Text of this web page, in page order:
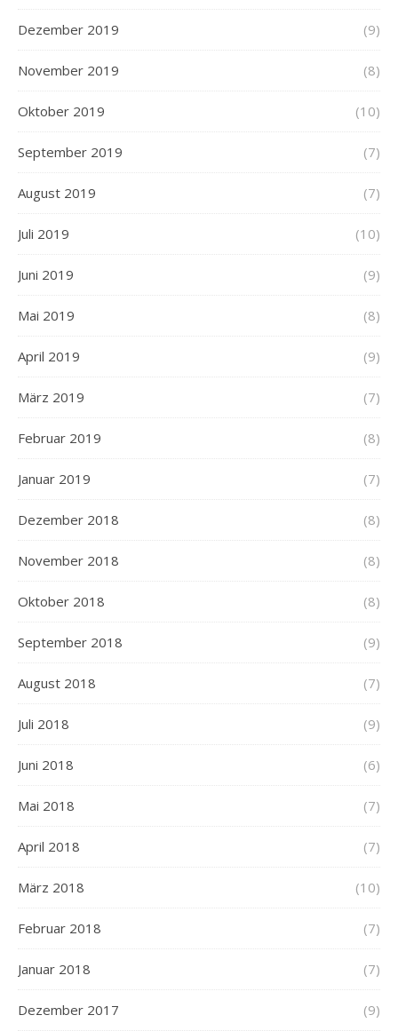
Dezember 2019 (9)
November 2019 (8)
Oktober 2019 (10)
September 2019 (7)
August 2019 (7)
Juli 2019 (10)
Juni 2019 (9)
Mai 2019 (8)
April 2019 (9)
März 2019 (7)
Februar 2019 (8)
Januar 2019 (7)
Dezember 2018 (8)
November 2018 (8)
Oktober 2018 (8)
September 2018 (9)
August 2018 (7)
Juli 2018 (9)
Juni 2018 (6)
Mai 2018 (7)
April 2018 (7)
März 2018 (10)
Februar 2018 (7)
Januar 2018 (7)
Dezember 2017 (9)